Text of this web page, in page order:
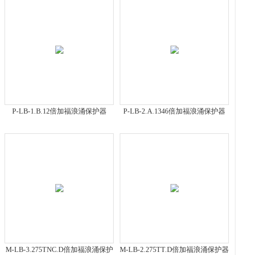
P-LB-1.B.12倍加福浪涌保护器 P-LB-2.A.1346倍加福浪涌保护器
M-LB-3.275TNC.D倍加福浪涌保护 M-LB-2.275TT.D倍加福浪涌保护器